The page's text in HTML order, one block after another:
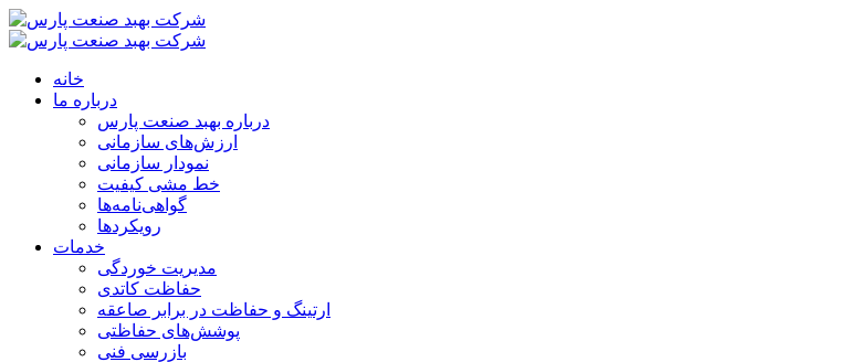
خانه
درباره ما
درباره بهبد صنعت پارس
ارزش‌های سازمانی
نمودار سازمانی
خط مشی کیفیت
گواهی‌نامه‌ها
رویکردها
خدمات
مدیریت خوردگی
حفاظت کاتدی
ارتینگ و حفاظت در برابر صاعقه
پوشش‌های حفاظتی
بازرسی فنی